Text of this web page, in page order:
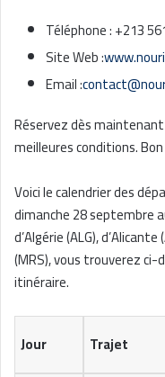
Téléphone : +213
Site Web :
Email :
Réservez dès
meilleures conditions.
Voici le calendrier des
dimanche 28 septembre
d’Algérie (ALG),
(MRS), vous trouverez
itinéraire.
Jour Trajet